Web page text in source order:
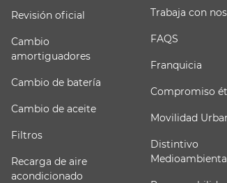
Revisión oficial
Cambio
amortiguadores
Cambio de batería
Cambio de aceite
Filtros
Recarga de aire
acondicionado
Trabaja con
FAQS
Franquicia
Compromiso
Movilidad
Distintivo